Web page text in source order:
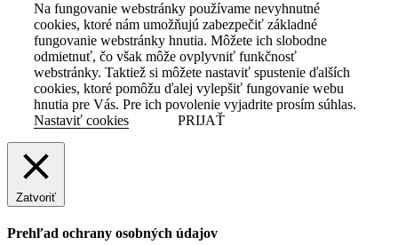
Na fungovanie webstránky používame nevyhnutné
cookies, ktoré nám umožňujú zabezpečiť základné
fungovanie webstránky hnutia. Môžete ich slobodne
odmietnuť, čo však môže ovplyvniť funkčnosť
webstránky. Taktiež si môžete nastaviť spustenie ďalších
cookies, ktoré pomôžu ďalej vylepšiť fungovanie webu
hnutia pre Vás. Pre ich povolenie vyjadrite prosím súhlas.
Nastaviť cookies
PRIJAŤ
Zatvoriť
Prehľad ochrany osobných údajov